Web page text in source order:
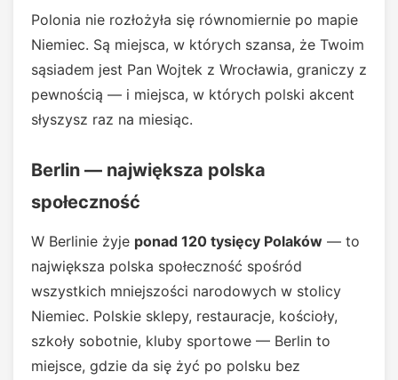
Polonia nie rozłożyła się równomiernie po mapie
Niemiec. Są miejsca, w których szansa, że Twoim
sąsiadem jest Pan Wojtek z Wrocławia, graniczy z
pewnością — i miejsca, w których polski akcent
słyszysz raz na miesiąc.
Berlin — największa polska
społeczność
W Berlinie żyje ponad 120 tysięcy Polaków — to
największa polska społeczność spośród
wszystkich mniejszości narodowych w stolicy
Niemiec. Polskie sklepy, restauracje, kościoły,
szkoły sobotnie, kluby sportowe — Berlin to
miejsce, gdzie da się żyć po polsku bez